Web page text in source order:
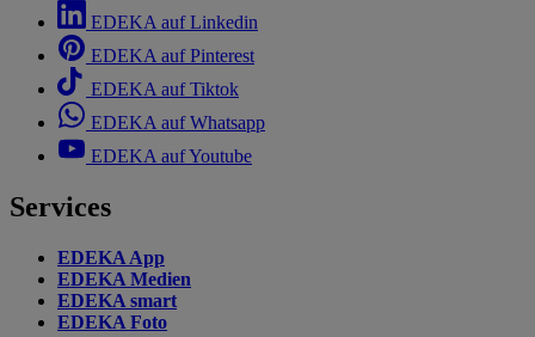
EDEKA auf Linkedin
EDEKA auf Pinterest
EDEKA auf Tiktok
EDEKA auf Whatsapp
EDEKA auf Youtube
Services
EDEKA App
EDEKA Medien
EDEKA smart
EDEKA Foto